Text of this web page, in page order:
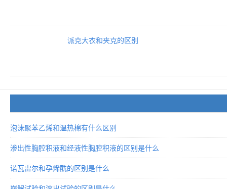
派克大衣和夹克的区别
泡沫聚苯乙烯和温热棉有什么区别
渗出性胸腔积液和经液性胸腔积液的区别是什么
诺瓦雷尔和孕烯酰的区别是什么